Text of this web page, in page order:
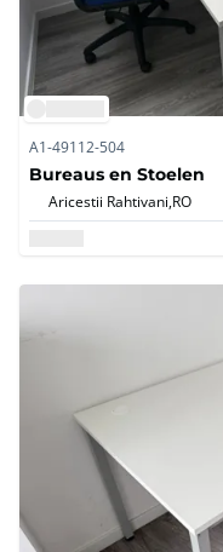
A1-49112-504
Bureaus en Stoelen
Aricestii Rahtivani,RO